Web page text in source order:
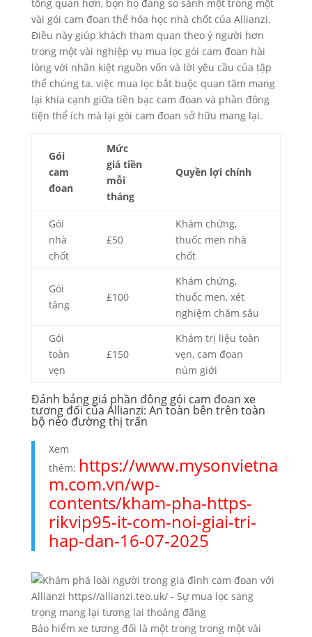
tổng quan hơn, bọn họ đang so sánh một trong một
vài gói cam đoan thể hóa học nhà chốt của Allianzi.
Điều này giúp khách tham quan theo ý người hơn
trong một vài nghiệp vụ mua lọc gói cam đoan hài
lòng với nhân kiệt nguồn vốn và lời yêu cầu của tập
thể chúng ta. việc mua lọc bắt buộc quan tâm mang
lại khía cạnh giữa tiền bạc cam đoan và phần đông
tiện thể ích mà lại gói cam đoan sở hữu mang lại.
Gói
cam
đoan
Mức
giá tiền
mỗi
tháng
Quyền lợi chính
Gói
nhà
chốt
£50
Khám chứng,
thuốc men nhà
chốt
Gói
tăng
£100
Khám chứng,
thuốc men, xét
nghiệm chăm sâu
Gói
toàn
vẹn
£150
Khám trị liệu toàn
vẹn, cam đoan
núm giới
Đánh bảng giá phần đông gói cam đoan xe
tương đối của Allianzi: An toàn bên trên toàn
bộ nẻo đường thị trấn
Xem
thêm: https://www.mysonvietna
m.com.vn/wp-
contents/kham-pha-https-
rikvip95-it-com-noi-giai-tri-
hap-dan-16-07-2025
Bảo hiểm xe tương đối là một trong trong một vài